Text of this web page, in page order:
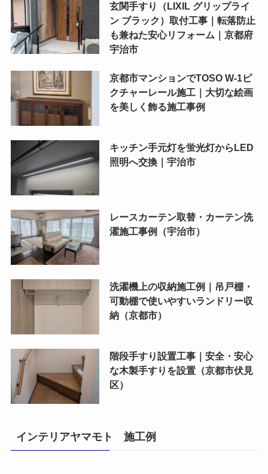
玄関手すり（LIXIL グリップライ
ン ブラック）取付工事｜転落防止
も兼ねた安心リフォーム｜京都府
宇治市
京都市マンションでTOSO W-1ピ
クチャーレール施工｜大切な絵画
を美しく飾る施工事例
キッチン手元灯を蛍光灯からLED
照明へ交換｜宇治市
レースカーテン取替・カーテン洗
濯施工事例（宇治市）
洗濯機上の収納施工例｜吊戸棚・
可動棚で使いやすいランドリー収
納（京都市）
階段手すり設置工事｜安全・安心
な木製手すりを設置（京都市伏見
区）
インテリアヤマモト 施工例